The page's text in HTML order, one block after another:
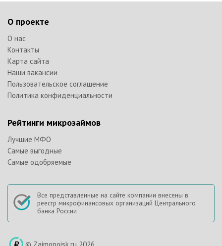
О проекте
О нас
Контакты
Карта сайта
Наши вакансии
Пользовательское соглашение
Политика конфиденциальности
Рейтинги микрозаймов
Лучшие МФО
Самые выгодные
Самые одобряемые
Все представленные на сайте компании внесены в
реестр микрофинансовых организаций Центрального
банка России
© Zaimopoisk.ru 2026